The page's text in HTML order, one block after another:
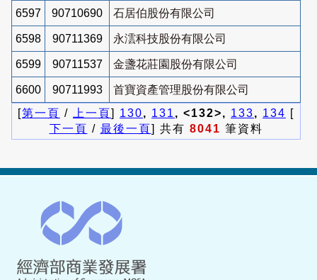
6597 90710690 石居伯股份有限公司
6598 90711369 永澐科技股份有限公司
6599 90711537 金盞花莊園股份有限公司
6600 90711993
首寶資產管理股份有限公司
[第一頁 / 上一頁] 130, 131 , <132>, 133, 134 [
下一頁 / 最後一頁] 共有 8041 筆資料